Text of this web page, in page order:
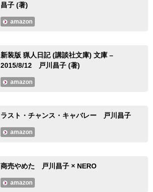
昌子 (著)
amazon
新装版 猟人日記 (講談社文庫) 文庫 –
2015/8/12 戸川昌子 (著)
amazon
ラスト・チャンス・キャバレー 戸川昌子
amazon
商売やめた 戸川昌子 × NERO
amazon